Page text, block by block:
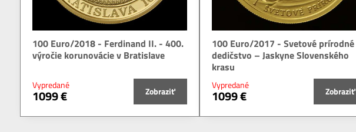
100 Euro/2018 - Ferdinand II. - 400.
výročie korunovácie v Bratislave
Vypredané
1099 € Zobraziť
100 Euro/2017 - Svetové prírodné
dedičstvo – Jaskyne Slovenského
krasu
Vypredané
1099 € Zobraziť